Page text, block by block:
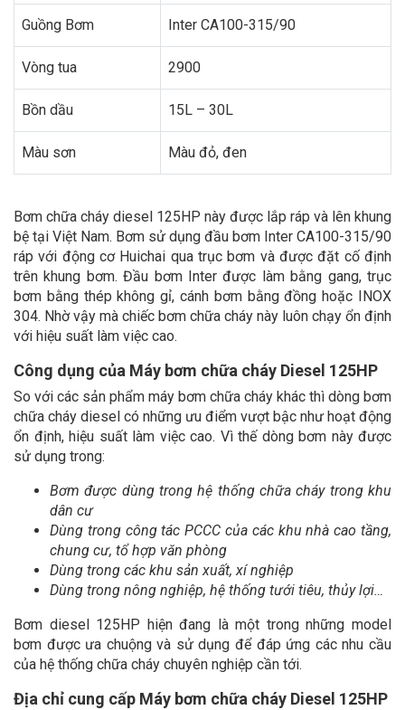
Guồng Bơm Inter CA100-315/90
Vòng tua 2900
Bồn dầu 15L – 30L
Màu sơn Màu đỏ, đen
Bơm chữa cháy diesel 125HP này được lắp ráp và lên khung
bệ tại Việt Nam. Bơm sử dụng đầu bơm Inter CA100-315/90
ráp với động cơ Huichai qua trục bơm và được đặt cố định
trên khung bơm. Đầu bơm Inter được làm bằng gang, trục
bơm bằng thép không gỉ, cánh bơm bằng đồng hoặc INOX
304. Nhờ vậy mà chiếc bơm chữa cháy này luôn chạy ổn định
với hiệu suất làm việc cao.
Công dụng của Máy bơm chữa cháy Diesel 125HP
So với các sản phẩm máy bơm chữa cháy khác thì dòng bơm
chữa cháy diesel có những ưu điểm vượt bậc như hoạt động
ổn định, hiệu suất làm việc cao. Vì thế dòng bơm này được
sử dụng trong:
Bơm được dùng trong hệ thống chữa cháy trong khu
dân cư
Dùng trong công tác PCCC của các khu nhà cao tầng,
chung cư, tổ hợp văn phòng
Dùng trong các khu sản xuất, xí nghiệp
Dùng trong nông nghiệp, hệ thống tưới tiêu, thủy lợi…
Bơm diesel 125HP hiện đang là một trong những model
bơm được ưa chuộng và sử dụng để đáp ứng các nhu cầu
của hệ thống chữa cháy chuyên nghiệp cần tới.
Địa chỉ cung cấp Máy bơm chữa cháy Diesel 125HP